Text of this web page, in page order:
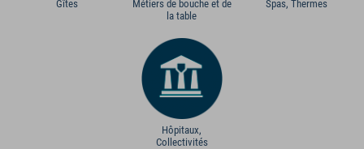
Gîtes
Métiers de bouche et de
la table
Spas, Thermes
Hôpitaux,
Collectivités